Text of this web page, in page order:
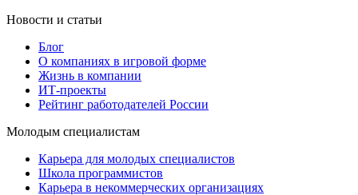
Новости и статьи
Блог
О компаниях в игровой форме
Жизнь в компании
ИТ-проекты
Рейтинг работодателей России
Молодым специалистам
Карьера для молодых специалистов
Школа программистов
Карьера в некоммерческих организациях